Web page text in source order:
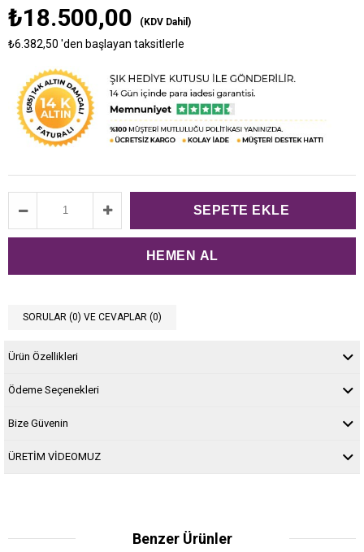
₺18.500,00 (KDV Dahil)
₺6.382,50 'den başlayan taksitlerle
SORULAR (0) VE CEVAPLAR (0)
Ürün Özellikleri
Ödeme Seçenekleri
Bize Güvenin
ÜRETİM VİDEOMUZ
Benzer Ürünler